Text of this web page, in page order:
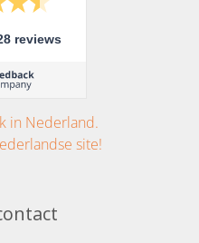
reviews
in Nederland.
site!